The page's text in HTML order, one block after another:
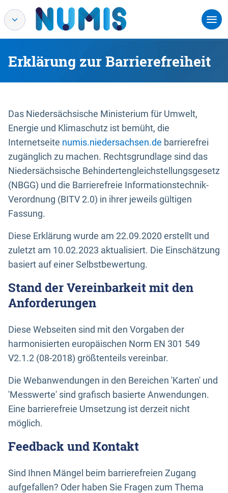
Erklärung zur Barrierefreiheit
Das Niedersächsische Ministerium für Umwelt,
Energie und Klimaschutz ist bemüht, die
Internetseite numis.niedersachsen.de barrierefrei
zugänglich zu machen. Rechtsgrundlage sind das
Niedersächsische Behindertengleichstellungsgesetz
(NBGG) und die Barrierefreie Informationstechnik-
Verordnung (BITV 2.0) in ihrer jeweils gültigen
Fassung.
Diese Erklärung wurde am 22.09.2020 erstellt und
zuletzt am 10.02.2023 aktualisiert. Die Einschätzung
basiert auf einer Selbstbewertung.
Stand der Vereinbarkeit mit den
Anforderungen
Diese Webseiten sind mit den Vorgaben der
harmonisierten europäischen Norm EN 301 549
V2.1.2 (08-2018) größtenteils vereinbar.
Die Webanwendungen in den Bereichen 'Karten' und
'Messwerte' sind grafisch basierte Anwendungen.
Eine barrierefreie Umsetzung ist derzeit nicht
möglich.
Feedback und Kontakt
Sind Ihnen Mängel beim barrierefreien Zugang
aufgefallen? Oder haben Sie Fragen zum Thema